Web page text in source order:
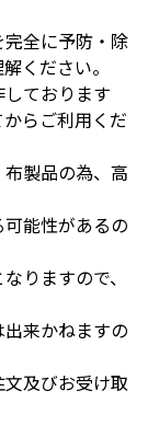
全に予防・除
ください。
ております
らご利用くだ
製品の為、高
能性があるの
りますので、
来かねますの
及びお受け取